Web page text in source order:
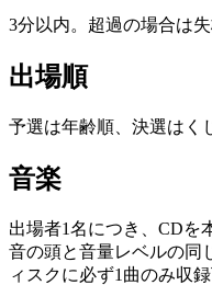
3分以内。超過の場合は失
出場順
予選は年齢順、決選はく
音楽
出場者1名につき、CDを
音の頭と音量レベルの
ィスクに必ず1曲のみ収録